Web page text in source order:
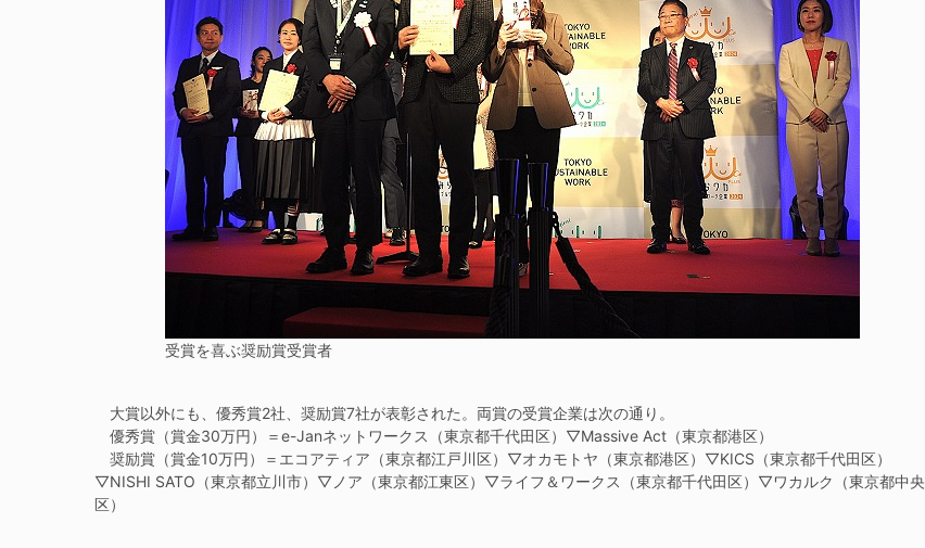
受賞を喜ぶ奨励賞受賞者
大賞以外にも、優秀賞2社、奨励賞7社が表彰された。両賞の受賞企業は次の通り。
優秀賞（賞金30万円）＝e-Janネットワークス（東京都千代田区）▽Massive Act（東京都港区）
奨励賞（賞金10万円）＝エコアティア（東京都江戸川区）▽オカモトヤ（東京都港区）▽KICS（東京都千代田区）
▽NISHI SATO（東京都立川市）▽ノア（東京都江東区）▽ライフ＆ワークス（東京都千代田区）▽ワカルク（東京都中央
区）